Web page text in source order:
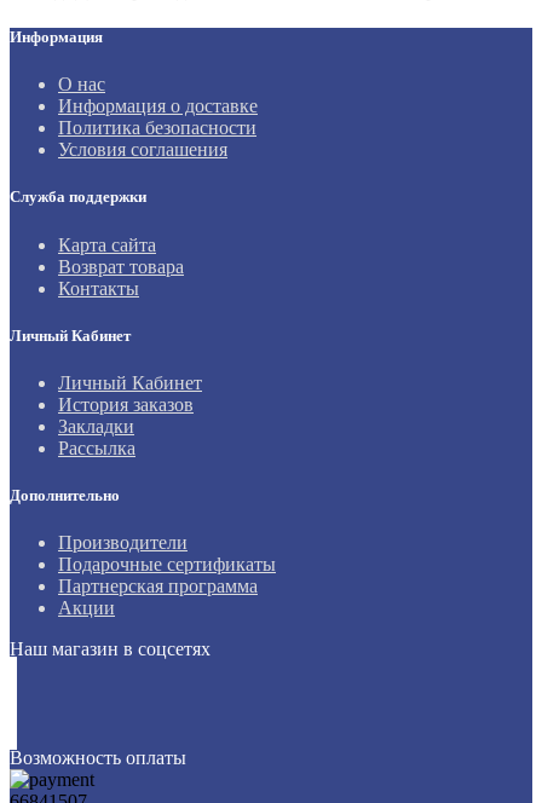
Информация
О нас
Информация о доставке
Политика безопасности
Условия соглашения
Служба поддержки
Карта сайта
Возврат товара
Контакты
Личный Кабинет
Личный Кабинет
История заказов
Закладки
Рассылка
Дополнительно
Производители
Подарочные сертификаты
Партнерская программа
Акции
Наш магазин в соцсетях
Возможность оплаты